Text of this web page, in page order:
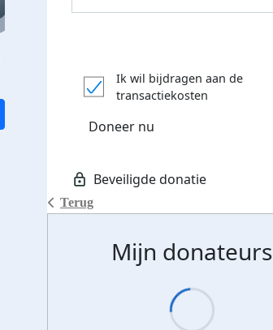
Terug
Ik wil bijdragen aan de
transactiekosten
Doneer nu
Mijn donateurs